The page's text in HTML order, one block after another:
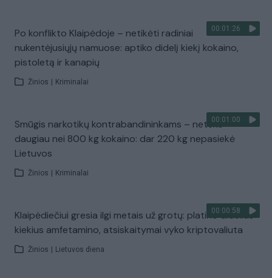
00:01:26
Po konflikto Klaipėdoje – netikėti radiniai
nukentėjusiųjų namuose: aptiko didelį kiekį kokaino,
pistoletą ir kanapių
Žinios Kriminalai
00:01:00
Smūgis narkotikų kontrabandininkams – neteko
daugiau nei 800 kg kokaino: dar 220 kg nepasiekė
Lietuvos
Žinios Kriminalai
00:00:58
Klaipėdiečiui gresia ilgi metais už grotų: platino didelius
kiekius amfetamino, atsiskaitymai vyko kriptovaliuta
Žinios Lietuvos diena